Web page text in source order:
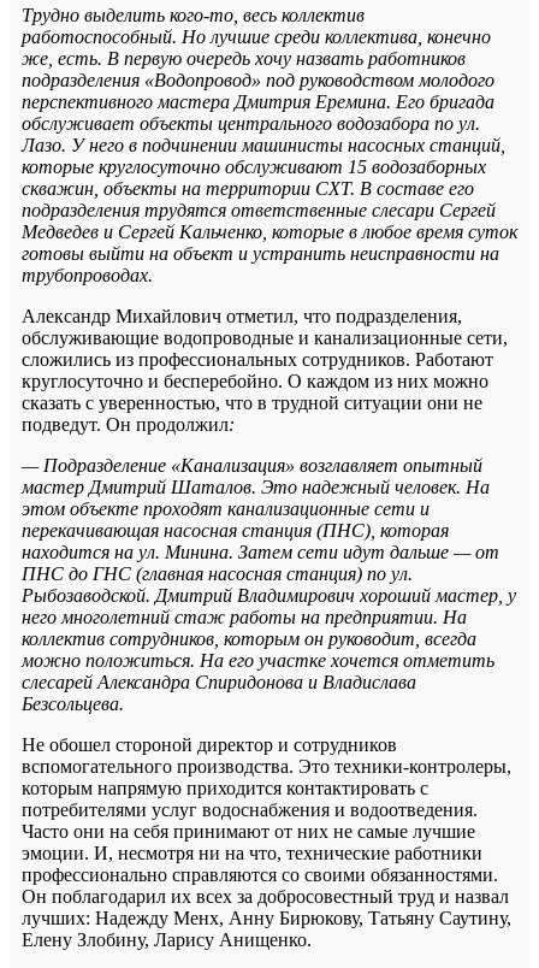
Трудно выделить кого-то, весь коллектив
работоспособный. Но лучшие среди коллектива, конечно
же, есть. В первую очередь хочу назвать работников
подразделения «Водопровод» под руководством молодого
перспективного мастера Дмитрия Еремина. Его бригада
обслуживает объекты центрального водозабора по ул.
Лазо. У него в подчинении машинисты насосных станций,
которые круглосуточно обслуживают 15 водозаборных
скважин, объекты на территории СХТ. В составе его
подразделения трудятся ответственные слесари Сергей
Медведев и Сергей Кальченко, которые в любое время суток
готовы выйти на объект и устранить неисправности на
трубопроводах.
Александр Михайлович отметил, что подразделения,
обслуживающие водопроводные и канализационные сети,
сложились из профессиональных сотрудников. Работают
круглосуточно и бесперебойно. О каждом из них можно
сказать с уверенностью, что в трудной ситуации они не
подведут. Он продолжил:
— Подразделение «Канализация» возглавляет опытный
мастер Дмитрий Шаталов. Это надежный человек. На
этом объекте проходят канализационные сети и
перекачивающая насосная станция (ПНС), которая
находится на ул. Минина. Затем сети идут дальше — от
ПНС до ГНС (главная насосная станция) по ул.
Рыбозаводской. Дмитрий Владимирович хороший мастер, у
него многолетний стаж работы на предприятии. На
коллектив сотрудников, которым он руководит, всегда
можно положиться. На его участке хочется отметить
слесарей Александра Спиридонова и Владислава
Безсольцева.
Не обошел стороной директор и сотрудников
вспомогательного производства. Это техники-контролеры,
которым напрямую приходится контактировать с
потребителями услуг водоснабжения и водоотведения.
Часто они на себя принимают от них не самые лучшие
эмоции. И, несмотря ни на что, технические работники
профессионально справляются со своими обязанностями.
Он поблагодарил их всех за добросовестный труд и назвал
лучших: Надежду Менх, Анну Бирюкову, Татьяну Саутину,
Елену Злобину, Ларису Анищенко.